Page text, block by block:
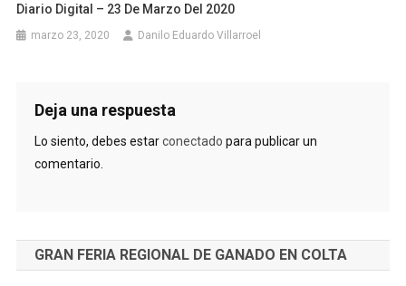
Diario Digital – 23 De Marzo Del 2020
marzo 23, 2020 Danilo Eduardo Villarroel
Deja una respuesta
Lo siento, debes estarconectado para publicar un
comentario.
GRAN FERIA REGIONAL DE GANADO EN COLTA